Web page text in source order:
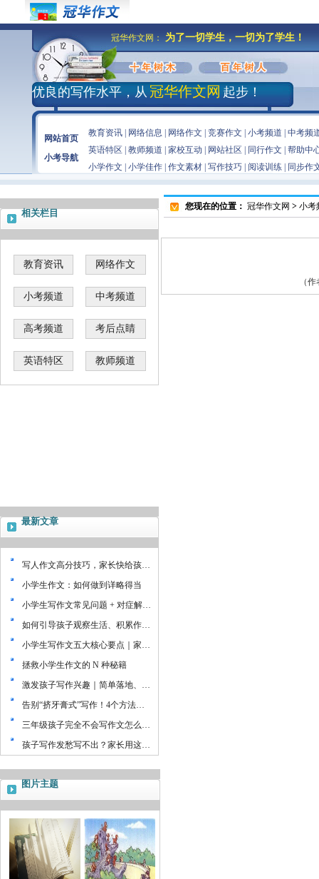
冠华作文网： 为了一切学生，一切为了学生！
优良的写作水平，从 冠华作文网 起步！
网站首页
小考导航
教育资讯 网络信息 网络作文 |竞赛作文 |小考频道 |中考频
英语特区
|教师频道 |家校互动 网站社区 同行作文 |帮助中
小学作文
|小学佳作 |作文素材 |写作技巧 阅读训练 同步作
相关栏目
教育资讯 网络作文
小考频道 中考频道
高考频道 考后点睛
英语特区 教师频道
最新文章
写人作文高分技巧，家长快给孩…
小学生作文：如何做到详略得当
小学生写作文常见问题 + 对症解…
如何引导孩子观察生活、积累作…
小学生写作文五大核心要点｜家…
拯救小学生作文的 N 种秘籍
激发孩子写作兴趣｜简单落地、…
告别“挤牙膏式”写作！4个方法…
三年级孩子完全不会写作文怎么…
孩子写作发愁写不出？家长用这…
图片主题
您现在的位置： 冠华作文网 > 小考
（